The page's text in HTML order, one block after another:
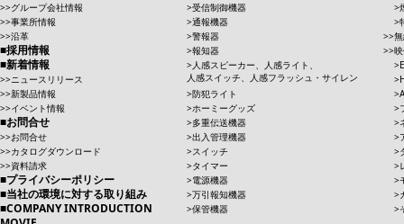
グループ会社情報
事業所情報
沿革
採用情報
新着情報
ニュースリリース
新製品情報
イベント情報
お問合せ
お問合せ
カタログダウンロード
資料請求
プライバシーポリシー
当社の環境に対する取り組み
COMPANY INTRODUCTION
受信制御機器
通報機器
警報器
報知器
人感スピーカー、人感ライト、
人感スイッチ、人感フラッシュ・サイレン
防犯ライト
ホーミーグッズ
多重伝送機器
出入管理機器
スイッチ
タイマー
電源機器
万引報知機器
保管機器